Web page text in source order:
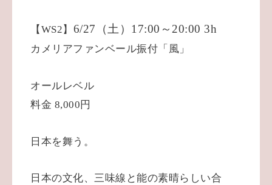
【 WS2 】 6/27 （土） 17:00 ～ 20:00 3h
カメリアファンベール振付「風」
オールレベル
料金 8,000 円
日本を舞う。
日本の文化、三味線と能の素晴らしい合